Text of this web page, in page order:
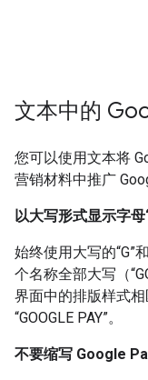
文本中的
您可以使用文本将
营销材料中推广
以大写形式显示字母
始终使用大写的“G”
个名称全部大写（
界面中的排版样式
“GOOGLE PAY”。
不要缩写 Google